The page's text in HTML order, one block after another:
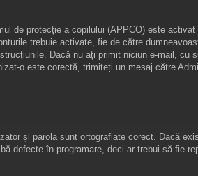
de protecție a copilului (APPCO) este
trebuie activate, fie de către
Dacă nu ați primit niciun e-mail, cu
o este corectă, trimiteți un mesaj către
și parola sunt ortografiate corect. Dacă
defecte în programare, deci ar trebui să fie